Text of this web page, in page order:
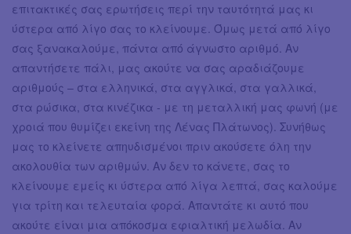
επιτακτικές σας ερωτήσεις περί την ταυτότητά μας κι
ύστερα από λίγο σας το κλείνουμε. Όμως μετά από λίγο
σας ξανακαλούμε, πάντα από άγνωστο αριθμό. Αν
απαντήσετε πάλι, μας ακούτε να σας αραδιάζουμε
αριθμούς – στα ελληνικά, στα αγγλικά, στα γαλλικά,
στα ρώσικα, στα κινέζικα - με τη μεταλλική μας φωνή (με
χροιά που θυμίζει εκείνη της Λένας Πλάτωνος). Συνήθως
μας το κλείνετε απηυδισμένοι πριν ακούσετε όλη την
ακολουθία των αριθμών. Αν δεν το κάνετε, σας το
κλείνουμε εμείς κι ύστερα από λίγα λεπτά, σας καλούμε
για τρίτη και τελευταία φορά. Απαντάτε κι αυτό που
ακούτε είναι μια απόκοσμα εφιαλτική μελωδία. Αν